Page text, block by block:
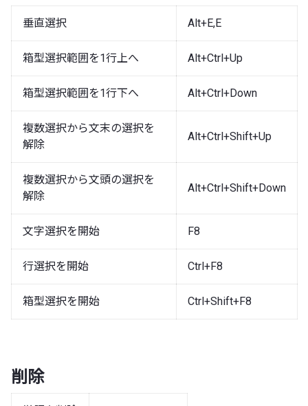
垂直選択 Alt+E,E
箱型選択範囲を1行上へ Alt+Ctrl+Up
箱型選択範囲を1行下へ Alt+Ctrl+Down
複数選択から文末の選択を
解除
Alt+Ctrl+Shift+Up
複数選択から文頭の選択を
解除
Alt+Ctrl+Shift+Down
文字選択を開始 F8
行選択を開始 Ctrl+F8
箱型選択を開始 Ctrl+Shift+F8
削除